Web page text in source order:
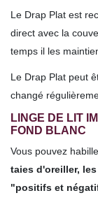
Le Drap Plat est
direct avec la
temps il les
Le Drap Plat peut
changé
LINGE DE LIT
FOND BLANC
Vous pouvez
taies d'oreiller,
"positifs et